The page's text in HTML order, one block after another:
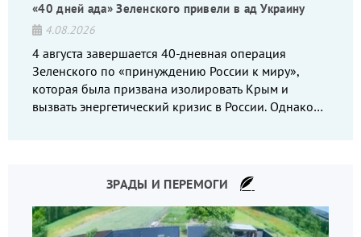
«40 дней ада» Зеленского привели в ад Украину
4.08.2026
4 августа завершается 40-дневная операция
Зеленского по «принуждению России к миру»,
которая была призвана изолировать Крым и
вызвать энергетический кризис в России. Однако
ЗРАДЫ И ПЕРЕМОГИ